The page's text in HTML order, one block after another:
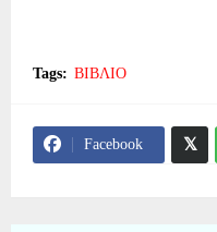
Tags: ΒΙΒΛΙΟ
Facebook